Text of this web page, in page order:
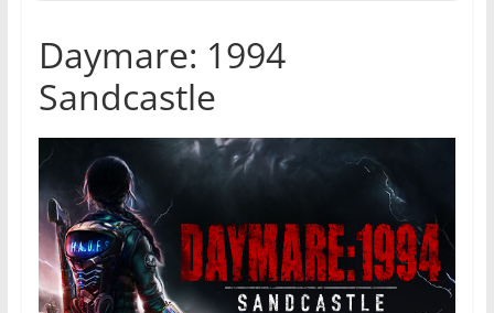
Daymare: 1994
Sandcastle